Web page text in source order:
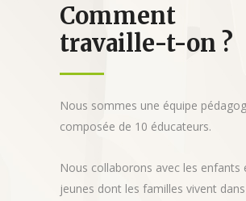
Comment
travaille-t-on ?
Nous sommes une équipe
composée de 10 éducateurs.
Nous collaborons avec les enfants
jeunes dont les familles vivent